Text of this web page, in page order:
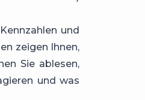
und
zeigen Ihnen,
Sie ablesen,
und was